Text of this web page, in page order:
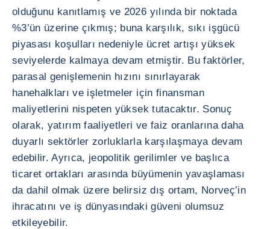
olduğunu kanıtlamış ve 2026 yılında bir noktada
%3’ün üzerine çıkmış; buna karşılık, sıkı işgücü
piyasası koşulları nedeniyle ücret artışı yüksek
seviyelerde kalmaya devam etmiştir. Bu faktörler,
parasal genişlemenin hızını sınırlayarak
hanehalkları ve işletmeler için finansman
maliyetlerini nispeten yüksek tutacaktır. Sonuç
olarak, yatırım faaliyetleri ve faiz oranlarına daha
duyarlı sektörler zorluklarla karşılaşmaya devam
edebilir. Ayrıca, jeopolitik gerilimler ve başlıca
ticaret ortakları arasında büyümenin yavaşlaması
da dahil olmak üzere belirsiz dış ortam, Norveç’in
ihracatını ve iş dünyasındaki güveni olumsuz
etkileyebilir.